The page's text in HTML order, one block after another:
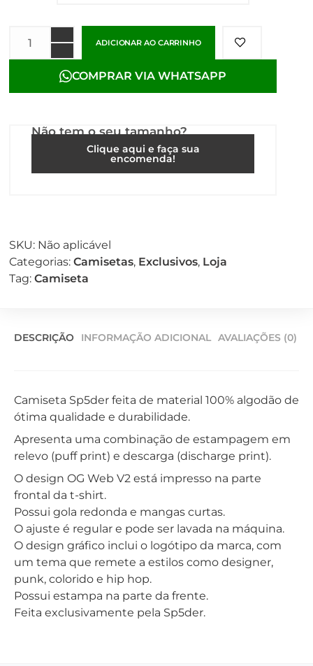
ADICIONAR AO CARRINHO
COMPRAR VIA WHATSAPP
Não tem o seu tamanho?
Clique aqui e faça sua
encomenda!
SKU: Não aplicável
Categorias: Camisetas, Exclusivos, Loja
Tag: Camiseta
DESCRIÇÃO INFORMAÇÃO ADICIONAL AVALIAÇÕES (0)
Camiseta Sp5der feita de material 100% algodão de
ótima qualidade e durabilidade.
Apresenta uma combinação de estampagem em
relevo (puff print) e descarga (discharge print).
O design OG Web V2 está impresso na parte
frontal da t-shirt.
Possui gola redonda e mangas curtas.
O ajuste é regular e pode ser lavada na máquina.
O design gráfico inclui o logótipo da marca, com
um tema que remete a estilos como designer,
punk, colorido e hip hop.
Possui estampa na parte da frente.
Feita exclusivamente pela Sp5der.